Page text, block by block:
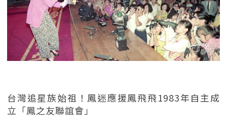
台灣追星族始祖！鳳迷應援鳳飛飛1983年自主成
立「鳳之友聯誼會」